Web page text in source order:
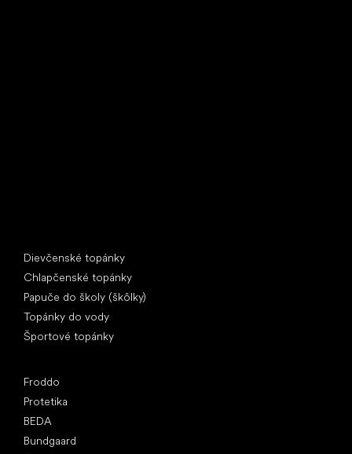
Dievčenské topánky
Chlapčenské topánky
Papuče do školy (škôlky)
Topánky do vody
Športové topánky
Froddo
Protetika
BEDA
Bundgaard